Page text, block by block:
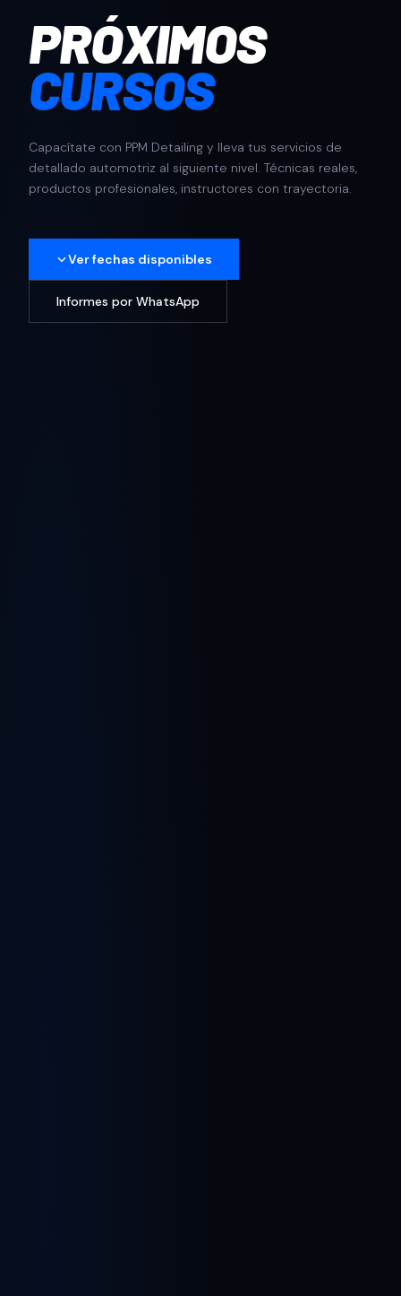
PRÓXIMOS
CURSOS
Capacítate con PPM Detailing y lleva tus servicios de
detallado automotriz al siguiente nivel. Técnicas reales,
productos profesionales, instructores con trayectoria.
Ver fechas disponibles
Informes por WhatsApp